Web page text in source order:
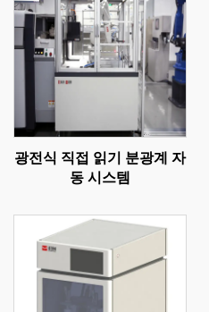
광전식 직접 읽기 분광계 자
동 시스템